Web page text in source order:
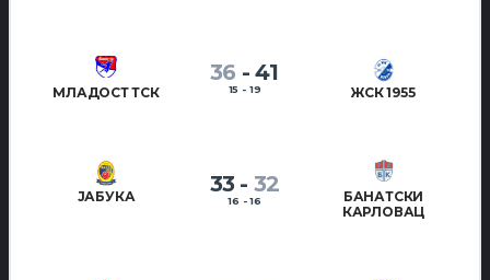
МЛАДОСТ ТСК
36 - 41
15 - 19 ЖСК 1955
ЈАБУКА 33 - 32
16 - 16
БАНАТСКИ
КАРЛОВАЦ